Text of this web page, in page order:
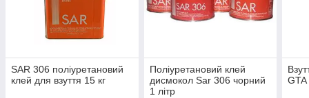
SAR 306 поліуретановий
клей для взуття 15 кг
Поліуретановий клей
дисмокол Sar 306 чорний
1 літр
GTA